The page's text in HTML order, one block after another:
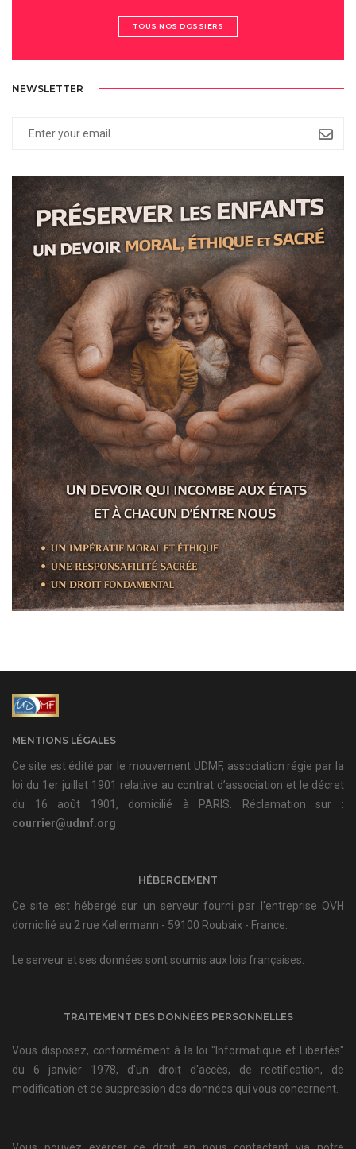
TOUS NOS DOSSIERS
NEWSLETTER
MENTIONS LÉGALES
Ce site est édité par le mouvement UDMF, association régie par la
loi du 1er juillet 1901 relative au contrat d’association et le décret
du 16 août 1901, domicilié à PARIS. Réclamation sur :
courrier@udmf.org
HÉBERGEMENT
Ce site est hébergé sur un serveur fourni par l'entreprise OVH
domicilié au 2 rue Kellermann - 59100 Roubaix - France.
Le serveur et ses données sont soumis aux lois françaises.
TRAITEMENT DES DONNÉES PERSONNELLES
Vous disposez, conformément à la loi "Informatique et Libertés"
du 6 janvier 1978, d'un droit d'accès, de rectification, de
modification et de suppression des données qui vous concernent.